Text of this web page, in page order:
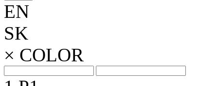
EN
SK
× COLOR